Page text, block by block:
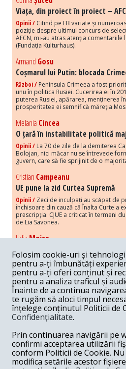
Viața, din proiect în proiect –
Opinii / Citind pe FB variate și
poziție despre ultimul concurs de
AFCN, mi-au atras atenția comentariile
(Fundația Kulturhaus).
Armand Gosu
Coșmarul lui Putin: blocada
Război / Peninsula Crimeea a fost
unu în politica Rusiei. Cucerirea ei în
puterea Rusiei, apărarea, menținerea
prosperitatea ei semnifică măreția
Melania Cincea
O țară în instabilitate politică
Opinii / La 70 de zile de la demiterea
Bolojan, nici măcar nu se întrevede
guvern, care să fie sprijinit de o
Cristian Campeanu
UE pune la zid Curtea Supremă
Opinii / Zeci de inculpați au scăpat de
închisoare din cauză că Înalta Curte a
prescripția. CJUE a criticat în termeni
de Lia Savonea.
LidiaMoise
Costurile economice ale haosului
Opinii / Economia nu poate rezista cu
susținerii intereselor poporului, care,
obsesia menținerii privilegiilor și a
Melania Cincea
Noi puseuri de xenofobie din
„neaoși”
Periodic, în spațiul public sunt
mesaje xenofobe la adresa câte unui
anumit grup politico-mediatic, într-un
ArmandGosu
Unirea cu Moldova: modele
Folosim cookie-uri și
pentru a-ți îmbunătăți
pentru a-ți oferi conținut și
pentru a analiza traficul și
Înainte de a continua
te rugăm să aloci timpul
înțelege conținutul Politicii de
Confidențialitate.
Prin continuarea navigării pe
confirmi acceptarea utilizării
conform Politicii de Cookie.
modifica setările acestor